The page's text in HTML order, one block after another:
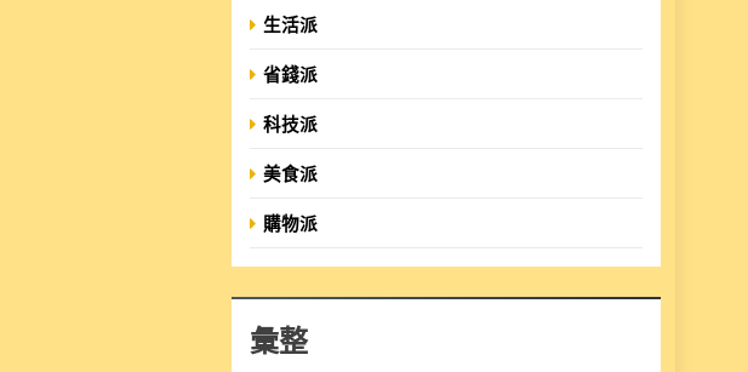
生活派
省錢派
科技派
美食派
購物派
彙整